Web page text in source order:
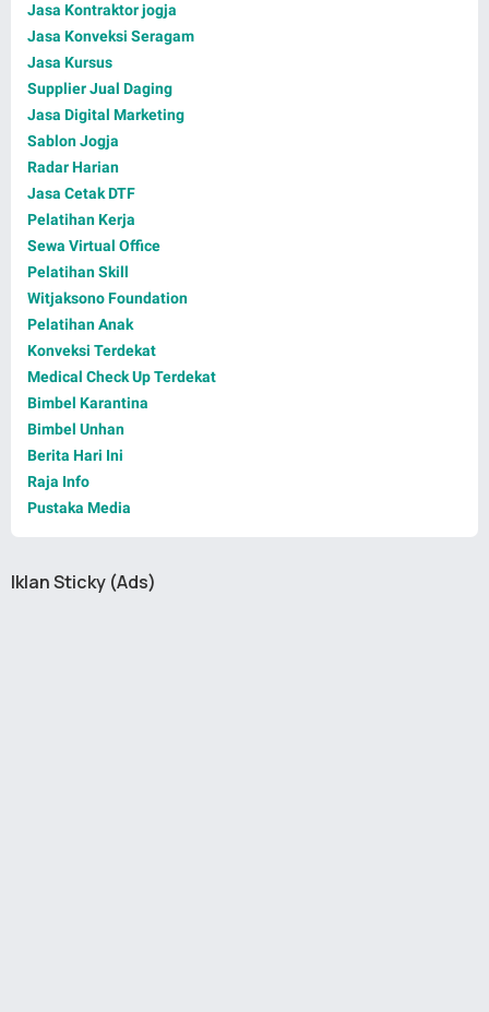
Jasa Kontraktor jogja
Jasa Konveksi Seragam
Jasa Kursus
Supplier Jual Daging
Jasa Digital Marketing
Sablon Jogja
Radar Harian
Jasa Cetak DTF
Pelatihan Kerja
Sewa Virtual Office
Pelatihan Skill
Witjaksono Foundation
Pelatihan Anak
Konveksi Terdekat
Medical Check Up Terdekat
Bimbel Karantina
Bimbel Unhan
Berita Hari Ini
Raja Info
Pustaka Media
Iklan Sticky (Ads)